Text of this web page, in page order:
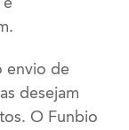
envio de
desejam
O Funbio